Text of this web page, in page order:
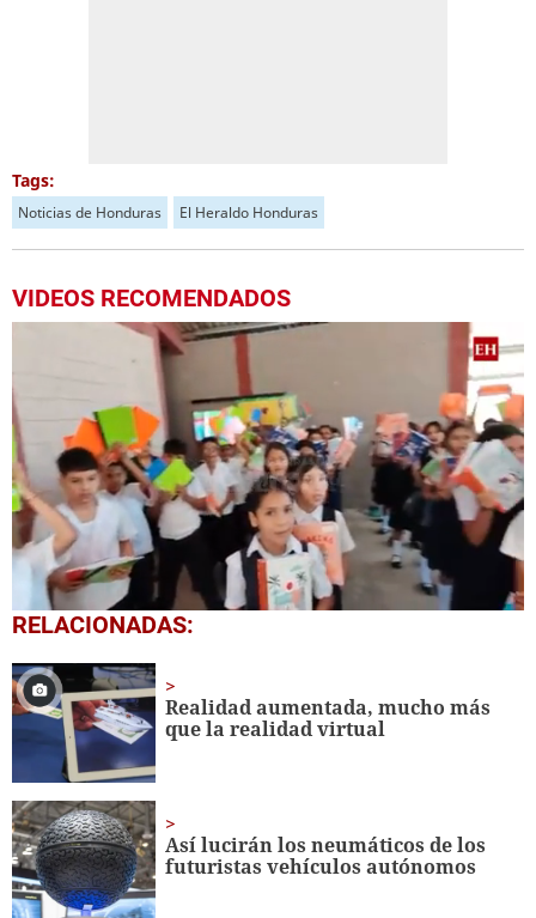
Tags:
Noticias de Honduras El Heraldo Honduras
VIDEOS RECOMENDADOS
0
seconds
1
minute,
56
seconds
RELACIONADAS:
Realidad aumentada, mucho más
que la realidad virtual
Así lucirán los neumáticos de los
futuristas vehículos autónomos